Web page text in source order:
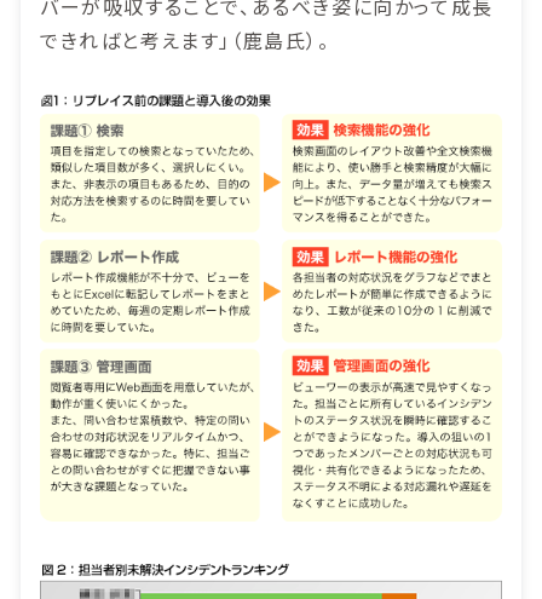
バーが吸収することで、あるべき姿に向かって成長
できればと考えます」（鹿島氏）。